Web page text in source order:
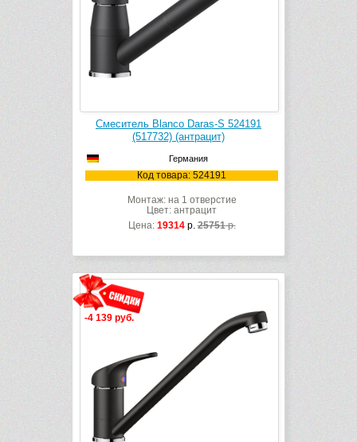
Смеситель Blanco Daras-S 524191
(517732) (антрацит)
Германия
Код товара: 524191
Монтаж: на 1 отверстие
Цвет: антрацит
Цена: 19314р.25751р.
-4 139 руб.